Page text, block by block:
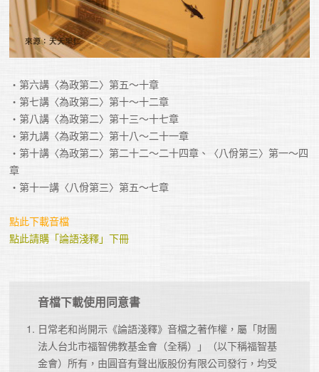
・第六講〈為政第二〉第五～十章
・第七講〈為政第二〉第十～十二章
・第八講〈為政第二〉第十三～十七章
・第九講〈為政第二〉第十八～二十一章
・第十講〈為政第二〉第二十二～二十四章、〈八佾第三〉第一～四
章
・第十一講〈八佾第三〉第五～七章
點此下載音檔
點此請購「論語淺釋」下冊
音檔下載使用同意書
日常老和尚開示《論語淺釋》音檔之著作權，屬「財團
法人台北市福智佛教基金會（全稱）」（以下稱福智基
金會）所有，由圓音有聲出版股份有限公司發行，均受